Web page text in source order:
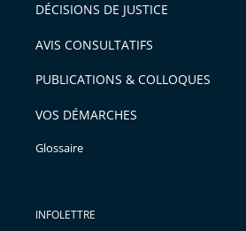
DÉCISIONS DE JUSTICE
AVIS CONSULTATIFS
PUBLICATIONS & COLLOQUES
VOS DÉMARCHES
Glossaire
INFOLETTRE